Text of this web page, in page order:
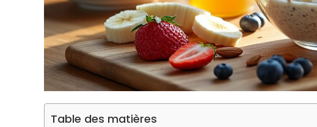
Table des matières